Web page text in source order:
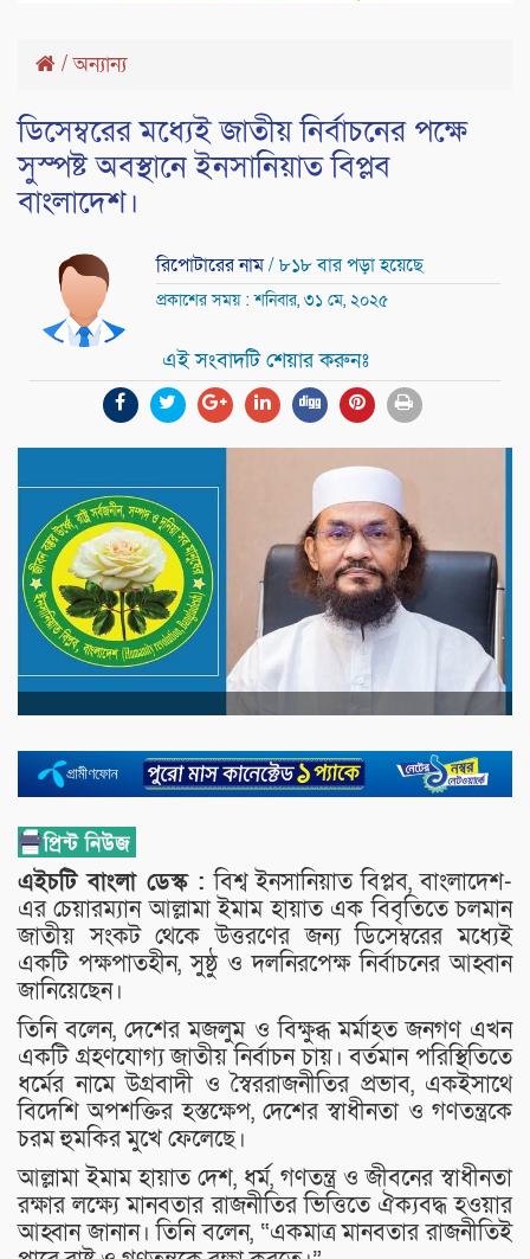
/অন্যান্য
ডিসেম্বরের মধ্যেই জাতীয় নির্বাচনের পক্ষে
সুস্পষ্ট অবস্থানে ইনসানিয়াত বিপ্লব
বাংলাদেশ।
রিপোটারের নাম/ ৮১৮ বার পড়া হয়েছে
প্রকাশের সময় : শনিবার, ৩১ মে, ২০২৫
এই সংবাদটি শেয়ার করুনঃ
এইচটি বাংলা ডেস্ক : বিশ্ব ইনসানিয়াত বিপ্লব, বাংলাদেশ-
এর চেয়ারম্যান আল্লামা ইমাম হায়াত এক বিবৃতিতে চলমান
জাতীয় সংকট থেকে উত্তরণের জন্য ডিসেম্বরের মধ্যেই
একটি পক্ষপাতহীন, সুষ্ঠু ও দলনিরপেক্ষ নির্বাচনের আহ্বান
জানিয়েছেন।
তিনি বলেন, দেশের মজলুম ও বিক্ষুব্ধ মর্মাহত জনগণ এখন
একটি গ্রহণযোগ্য জাতীয় নির্বাচন চায়। বর্তমান পরিস্থিতিতে
ধর্মের নামে উগ্রবাদী ও স্বৈররাজনীতির প্রভাব, একইসাথে
বিদেশি অপশক্তির হস্তক্ষেপ, দেশের স্বাধীনতা ও গণতন্ত্রকে
চরম হুমকির মুখে ফেলেছে।
আল্লামা ইমাম হায়াত দেশ, ধর্ম, গণতন্ত্র ও জীবনের স্বাধীনতা
রক্ষার লক্ষ্যে মানবতার রাজনীতির ভিত্তিতে ঐক্যবদ্ধ হওয়ার
আহ্বান জানান। তিনি বলেন, “একমাত্র মানবতার রাজনীতিই